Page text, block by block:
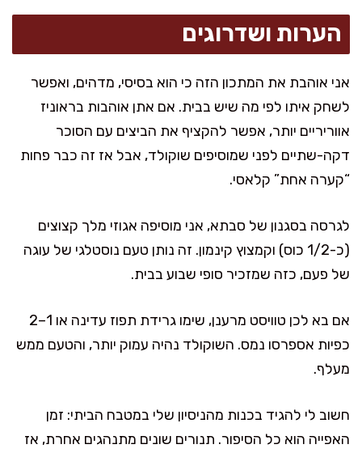
הערות ושדרוגים
אני אוהבת את המתכון הזה כי הוא בסיסי, מדהים, ואפשר
לשחק איתו לפי מה שיש בבית. אם אתן אוהבות בראוניז
אווריריים יותר, אפשר להקציף את הביצים עם הסוכר
דקה-שתיים לפני שמוסיפים שוקולד, אבל אז זה כבר פחות
“קערה אחת” קלאסי.
לגרסה בסגנון של סבתא, אני מוסיפה אגוזי מלך קצוצים
(כ-1/2 כוס) וקמצוץ קינמון. זה נותן טעם נוסטלגי של עוגה
של פעם, כזה שמזכיר סופי שבוע בבית.
אם בא לכן טוויסט מרענן, שימו גרידת תפוז עדינה או 1–2
כפיות אספרסו נמס. השוקולד נהיה עמוק יותר, והטעם ממש
מעלף.
חשוב לי להגיד בכנות מהניסיון שלי במטבח הביתי: זמן
האפייה הוא כל הסיפור. תנורים שונים מתנהגים אחרת, אז